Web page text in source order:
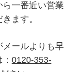
一番近い営業
ます。
メールよりも早
：0120-353-